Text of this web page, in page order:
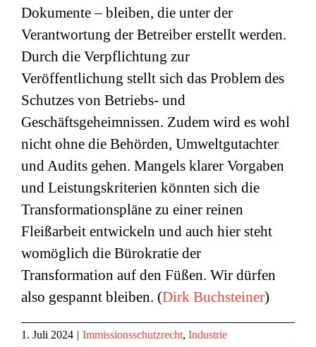
Dokumente – bleiben, die unter der
Verantwortung der Betreiber erstellt werden.
Durch die Verpflichtung zur
Veröffentlichung stellt sich das Problem des
Schutzes von Betriebs- und
Geschäftsgeheimnissen. Zudem wird es wohl
nicht ohne die Behörden, Umweltgutachter
und Audits gehen. Mangels klarer Vorgaben
und Leistungskriterien könnten sich die
Transformationspläne zu einer reinen
Fleißarbeit entwickeln und auch hier steht
womöglich die Bürokratie der
Transformation auf den Füßen. Wir dürfen
also gespannt bleiben. (Dirk Buchsteiner)
1. Juli 2024 | Immissionsschutzrecht, Industrie